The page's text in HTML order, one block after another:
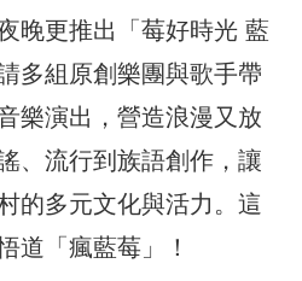
晚更推出「莓好時光 藍
多組原創樂團與歌手帶
樂演出，營造浪漫又放
、流行到族語創作，讓
的多元文化與活力。這
道「瘋藍莓」！